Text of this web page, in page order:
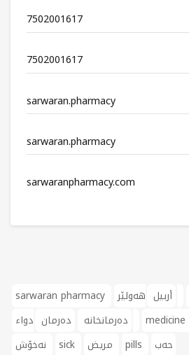
7502001617
7502001617
sarwaran.pharmacy
sarwaran.pharmacy
sarwaranpharmacy.com
sarwaran pharmacy أربيل
دەرمانخانە
دەرمان medicine
sick pills حەب